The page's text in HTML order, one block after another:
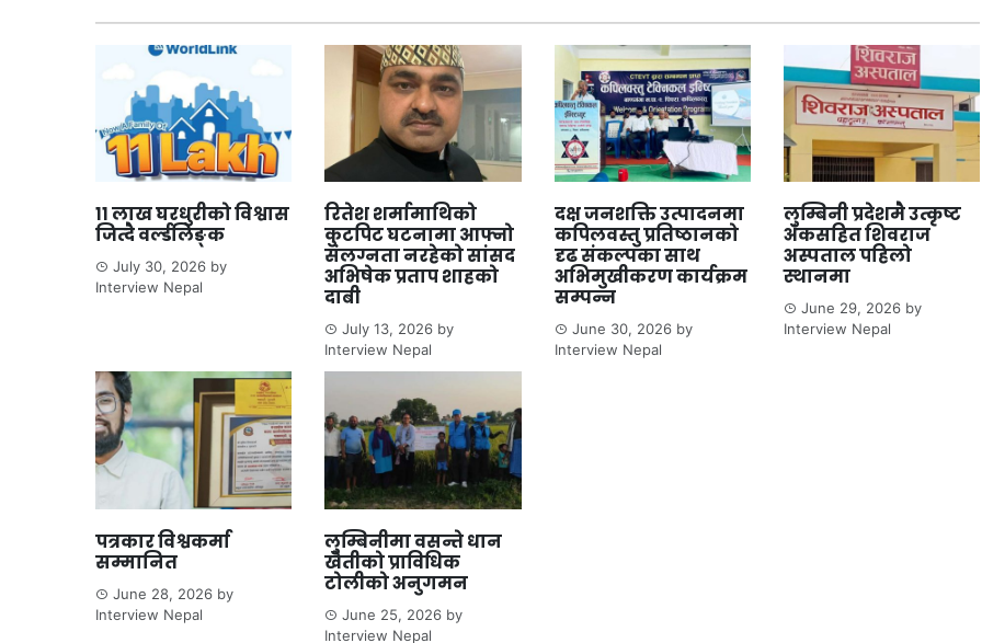
११ लाख घरधुरीको विश्वास
जित्दै वर्ल्डलिङ्क
July 30, 2026 by
Interview Nepal
रितेश शर्मामाथिको
कुटपिट घटनामा आफ्नो
संलग्नता नरहेको सांसद
अभिषेक प्रताप शाहको
दाबी
July 13, 2026 by
Interview Nepal
दक्ष जनशक्ति उत्पादनमा
कपिलवस्तु प्रतिष्ठानको
दृढ संकल्पका साथ
अभिमुखीकरण कार्यक्रम
सम्पन्न
June 30, 2026by
Interview Nepal
लुम्बिनी प्रदेशमै उत्कृष्ट
अंकसहित शिवराज
अस्पताल पहिलो
स्थानमा
June 29, 2026by
Interview Nepal
पत्रकार विश्वकर्मा
सम्मानित
June 28, 2026 by
Interview Nepal
लुम्बिनीमा वसन्ते धान
खेतीको प्राविधिक
टोलीको अनुगमन
June 25, 2026 by
Interview Nepal